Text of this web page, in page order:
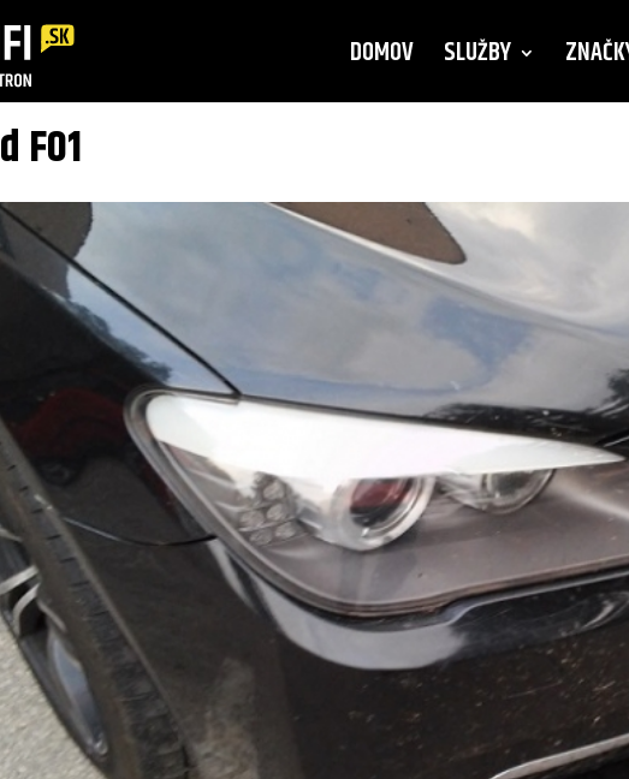
DOMOV SLUŽBY
F01